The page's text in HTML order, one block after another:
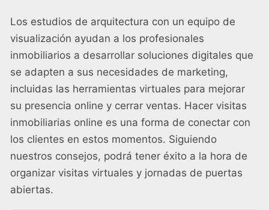
Los estudios de arquitectura con un equipo de
visualización ayudan a los profesionales
inmobiliarios a desarrollar soluciones digitales que
se adapten a sus necesidades de marketing,
incluidas las herramientas virtuales para mejorar
su presencia online y cerrar ventas. Hacer visitas
inmobiliarias online es una forma de conectar con
los clientes en estos momentos. Siguiendo
nuestros consejos, podrá tener éxito a la hora de
organizar visitas virtuales y jornadas de puertas
abiertas.